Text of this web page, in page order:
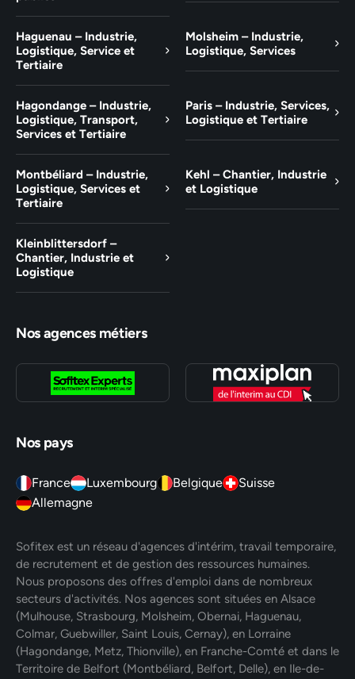
Haguenau – Industrie,
Logistique, Service et
Tertiaire
Molsheim – Industrie,
Logistique, Services
Hagondange – Industrie,
Logistique, Transport,
Services et Tertiaire
Paris – Industrie, Services,
Logistique et Tertiaire
Montbéliard – Industrie,
Logistique, Services et
Tertiaire
Kehl – Chantier, Industrie
et Logistique
Kleinblittersdorf –
Chantier, Industrie et
Logistique
Nos agences métiers
Nos pays
France Luxembourg Belgique
Suisse
Allemagne
Sofitex est un réseau d'agences d'intérim, travail temporaire,
de recrutement et de gestion des ressources humaines.
Nous proposons des offres d'emploi dans de nombreux
secteurs d'activités. Nos agences sont situées en Alsace
(Mulhouse, Strasbourg, Molsheim, Obernai, Haguenau,
Colmar, Guebwiller, Saint Louis, Cernay), en Lorraine
(Hagondange, Metz, Thionville), en Franche-Comté et dans le
Territoire de Belfort (Montbéliard, Belfort, Delle), en Ile-de-